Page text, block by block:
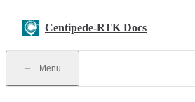
Centipede-RTK Docs
Menu